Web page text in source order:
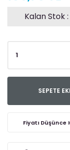
Kalan Stok :
SEPETE
Fiyatı Düşünce